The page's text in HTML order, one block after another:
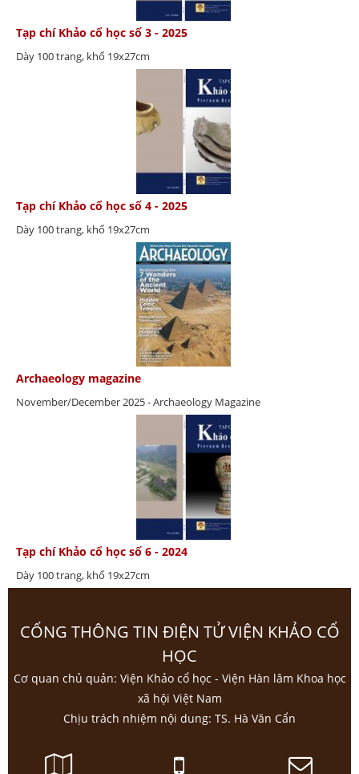
Tạp chí Khảo cổ học số 3 - 2025
Dày 100 trang, khổ 19x27cm
Tạp chí Khảo cổ học số 4 - 2025
Dày 100 trang, khổ 19x27cm
Archaeology magazine
November/December 2025 - Archaeology Magazine
Tạp chí Khảo cổ học số 6 - 2024
Dày 100 trang, khổ 19x27cm
CỔNG THÔNG TIN ĐIỆN TỬ VIỆN KHẢO CỔ
HỌC
Cơ quan chủ quản: Viện Khảo cổ học - Viện Hàn lâm Khoa học
xã hội Việt Nam
Chịu trách nhiệm nội dung: TS. Hà Văn Cẩn